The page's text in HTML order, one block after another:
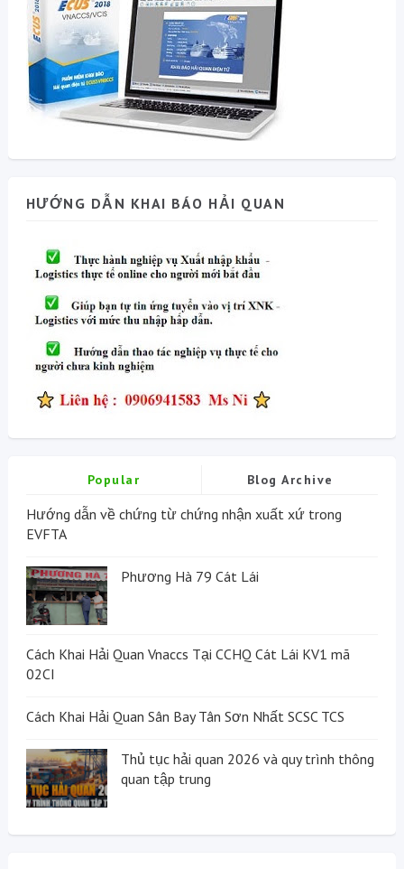
HƯỚNG DẪN KHAI BÁO HẢI QUAN
Popular Blog Archive
Hướng dẫn về chứng từ chứng nhận xuất xứ trong
EVFTA
Phương Hà 79 Cát Lái
Cách Khai Hải Quan Vnaccs Tại CCHQ Cát Lái KV1 mã
02CI
Cách Khai Hải Quan Sân Bay Tân Sơn Nhất SCSC TCS
Thủ tục hải quan 2026 và quy trình thông
quan tập trung